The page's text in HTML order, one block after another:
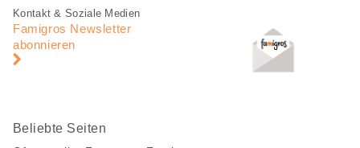
Fusszeile
Fusszeile
Navigation
Kontakt & Soziale Medien
Famigros Newsletter
abonnieren
Beliebte Seiten